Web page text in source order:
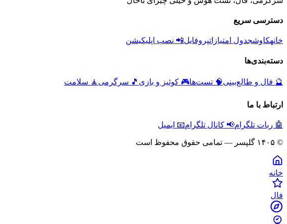
دسترسی سریع
خانهکاوشجدول امتیازاتپروفایل📲 نصب اپلیکیشن
دسته‌بندی‌ها
🔮 فال و طالع‌بینی🧠 تست‌ها🎮 کوئیز و بازی 🎵 سرگرمی 🧘 سلامت
ارتباط با ما
🤖 ربات تلگرام📢 کانال تلگرام📧 ایمیل
© ۱۴۰۵ گلپسر — تمامی حقوق محفوظ است
خانه
فال